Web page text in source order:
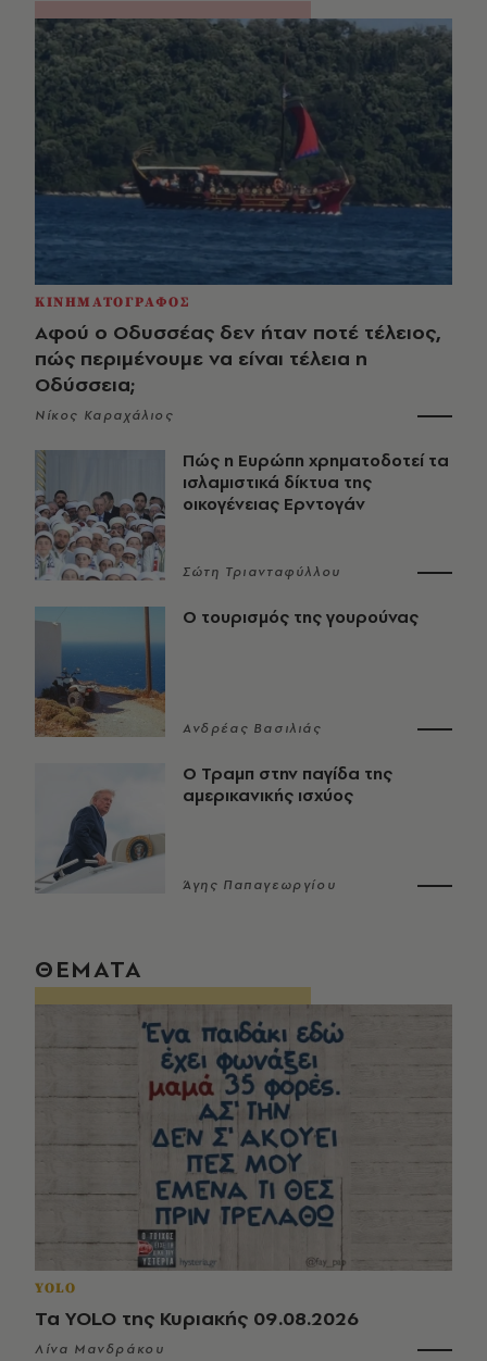
ΚΙΝΗΜΑΤΟΓΡΑΦΟΣ
Αφού ο Οδυσσέας δεν ήταν ποτέ τέλειος,
πώς περιμένουμε να είναι τέλεια η
Οδύσσεια;
Νίκος Καραχάλιος
Πώς η Ευρώπη χρηματοδοτεί τα
ισλαμιστικά δίκτυα της
οικογένειας Ερντογάν
Σώτη Τριανταφύλλου
Ο τουρισμός της γουρούνας
Ανδρέας Βασιλιάς
Ο Τραμπ στην παγίδα της
αμερικανικής ισχύος
Άγης Παπαγεωργίου
ΘΕΜΑΤΑ
YOLO
Τα YOLO της Κυριακής 09.08.2026
Λίνα Μανδράκου